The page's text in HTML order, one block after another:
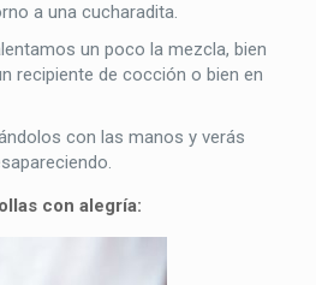
a una cucharadita.
un poco la mezcla, bien
recipiente de cocción o bien en
con las manos y verás
con alegría: